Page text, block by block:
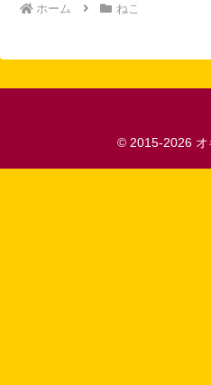
ホーム ねこ
© 2015-2026 オ